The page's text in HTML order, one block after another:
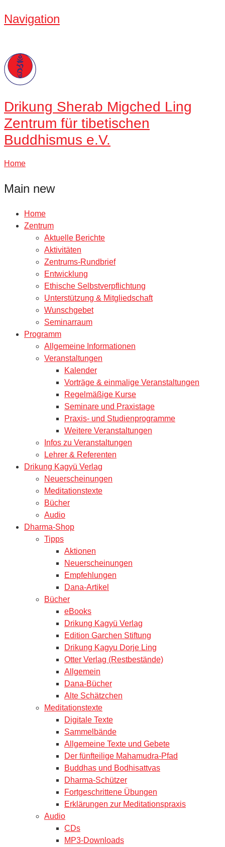
Navigation
Drikung Sherab Migched Ling
Zentrum für tibetischen
Buddhismus e.V.
Home
Main new
Home
Zentrum
Aktuelle Berichte
Aktivitäten
Zentrums-Rundbrief
Entwicklung
Ethische Selbstverpflichtung
Unterstützung & Mitgliedschaft
Wunschgebet
Seminarraum
Programm
Allgemeine Informationen
Veranstaltungen
Kalender
Vorträge & einmalige Veranstaltungen
Regelmäßige Kurse
Seminare und Praxistage
Praxis- und Studienprogramme
Weitere Veranstaltungen
Infos zu Veranstaltungen
Lehrer & Referenten
Drikung Kagyü Verlag
Neuerscheinungen
Meditationstexte
Bücher
Audio
Dharma-Shop
Tipps
Aktionen
Neuerscheinungen
Empfehlungen
Dana-Artikel
Bücher
eBooks
Drikung Kagyü Verlag
Edition Garchen Stiftung
Drikung Kagyu Dorje Ling
Otter Verlag (Restbestände)
Allgemein
Dana-Bücher
Alte Schätzchen
Meditationstexte
Digitale Texte
Sammelbände
Allgemeine Texte und Gebete
Der fünfteilige Mahamudra-Pfad
Buddhas und Bodhisattvas
Dharma-Schützer
Fortgeschrittene Übungen
Erklärungen zur Meditationspraxis
Audio
CDs
MP3-Downloads